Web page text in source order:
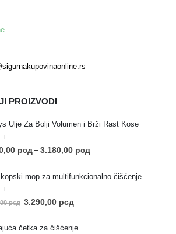
PROIZVODI
Ulje Za Bolji Volumen i Brži Rast Kose
of 5 рсд – 3.180,00 рсд
mop za multifunkcionalno čišćenje
5
рсд 3.290,00 рсд
četka za čišćenje